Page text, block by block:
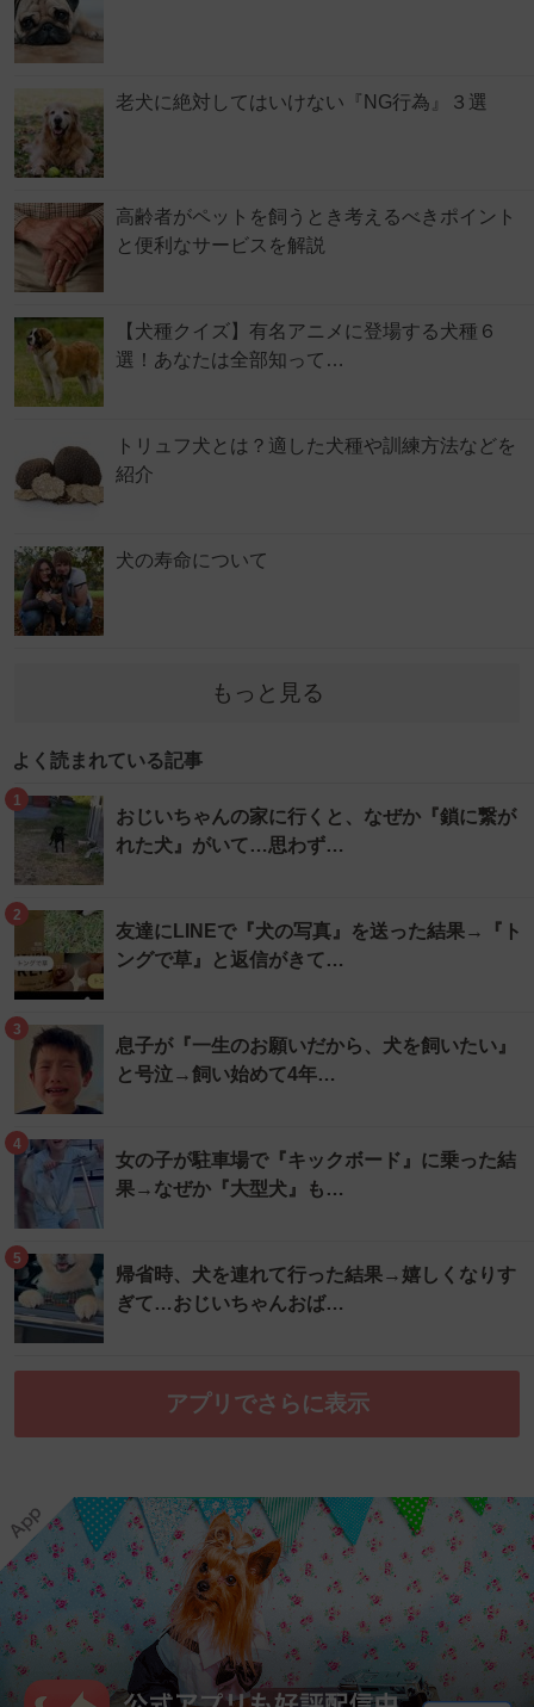
老犬に絶対してはいけない『NG行為』３選
高齢者がペットを飼うとき考えるべきポイント
と便利なサービスを解説
【犬種クイズ】有名アニメに登場する犬種６
選！あなたは全部知って…
トリュフ犬とは？適した犬種や訓練方法などを
紹介
犬の寿命について
もっと見る
よく読まれている記事
1
おじいちゃんの家に行くと、なぜか『鎖に繋が
れた犬』がいて…思わず…
2
友達にLINEで『犬の写真』を送った結果→『ト
ングで草』と返信がきて…
3
息子が『一生のお願いだから、犬を飼いたい』
と号泣→飼い始めて4年…
4
女の子が駐車場で『キックボード』に乗った結
果→なぜか『大型犬』も…
5
帰省時、犬を連れて行った結果→嬉しくなりす
ぎて…おじいちゃんおば…
アプリでさらに表示